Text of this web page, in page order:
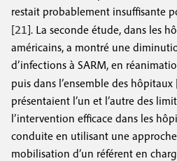
restait probablement insuffisante
[21]. La seconde étude, dans les
américains, a montré une
d’infections à SARM, en
puis dans l’ensemble des hôpitaux
présentaient l’un et l’autre des
l’intervention efficace dans les
conduite en utilisant une
mobilisation d’un référent en